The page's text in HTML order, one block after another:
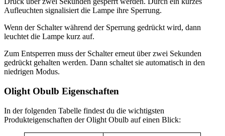
Aufleuchten signalisiert die Lampe ihre Sperrung.
Wenn der Schalter während der Sperrung gedrückt wird, dann
leuchtet die Lampe kurz auf.
Zum Entsperren muss der Schalter erneut über zwei Sekunden
gedrückt gehalten werden. Dann schaltet sie automatisch in den
niedrigen Modus.
Olight Obulb Eigenschaften
In der folgenden Tabelle findest du die wichtigsten
Produkteigenschaften der Olight Obulb auf einen Blick: